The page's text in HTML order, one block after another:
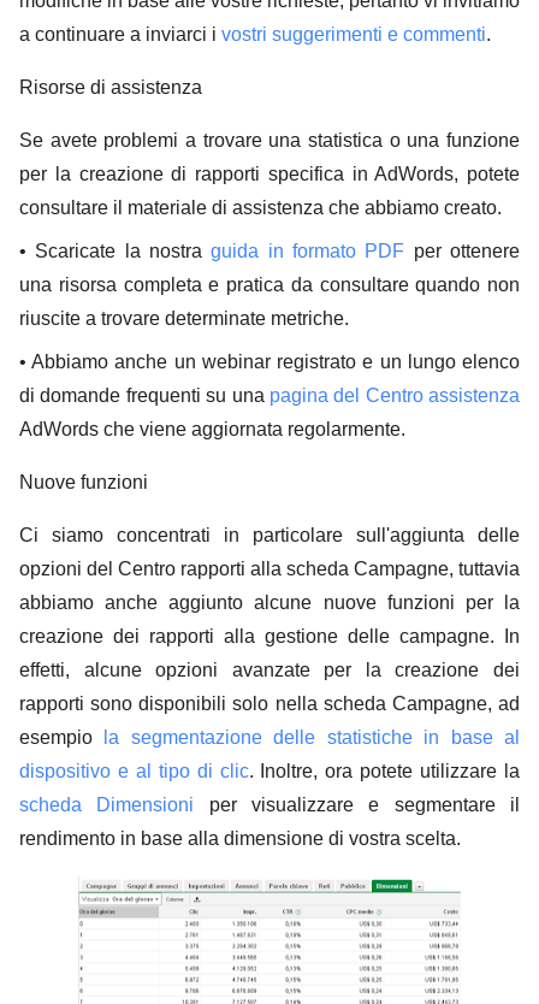
a continuare a inviarci i vostri suggerimenti e commenti.
Risorse di assistenza
Se avete problemi a trovare una statistica o una funzione
per la creazione di rapporti specifica in AdWords, potete
consultare il materiale di assistenza che abbiamo creato.
• Scaricate la nostraguida in formato PDF per ottenere
una risorsa completa e pratica da consultare quando non
riuscite a trovare determinate metriche.
• Abbiamo anche un webinar registrato e un lungo elenco
di domande frequenti su una pagina del Centro assistenza
AdWords che viene aggiornata regolarmente.
Nuove funzioni
Ci siamo concentrati in particolare sull'aggiunta delle
opzioni del Centro rapporti alla scheda Campagne, tuttavia
abbiamo anche aggiunto alcune nuove funzioni per la
creazione dei rapporti alla gestione delle campagne. In
effetti, alcune opzioni avanzate per la creazione dei
rapporti sono disponibili solo nella scheda Campagne, ad
esempio
la segmentazione delle statistiche in base al
dispositivo e al tipo di clic. Inoltre, ora potete utilizzare la
scheda Dimensioni per visualizzare e segmentare il
rendimento in base alla dimensione di vostra scelta.